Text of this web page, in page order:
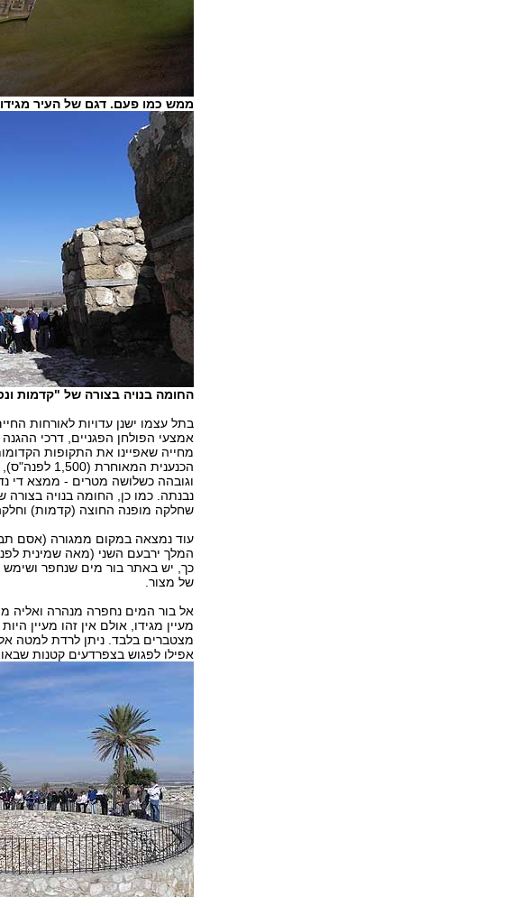
ממש כמו פעם. דגם של העיר מגידו
החומה בנויה בצורה של "קדמות
בתל עצמו ישנן עדויות לאורחות
אמצעי הפולחן הפגניים, דרכי
מחייה שאפיינו את התקופות
הכנענית
וגובהה כשלושה מטרים - ממצא די
נבנתה. כמו כן, החומה בנויה
שחלקה מופנה החוצה (קדמות)
עוד נמצאה במקום ממגורה (אסם
המלך ירבעם השני (מאה שמינית
כך, יש באתר בור מים שנחפר ושימש
של מצור.
מעיין מגידו, אולם אין זהו מעיין
מצטברים בלבד. ניתן לרדת למטה
אפילו לפגוש בצפרדעים קטנות